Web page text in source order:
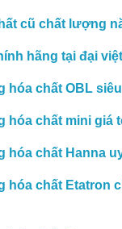
cũ chất lượng
hãng tại đại
hóa chất OBL
hóa chất mini giá
hóa chất Hanna
hóa chất Etatron